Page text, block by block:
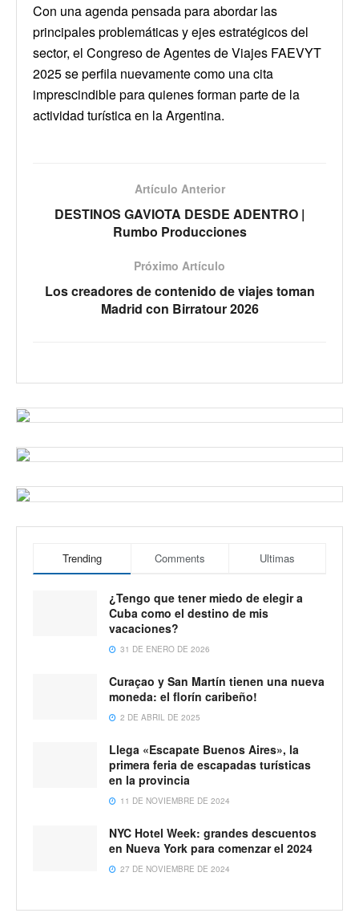
Con una agenda pensada para abordar las
principales problemáticas y ejes estratégicos del
sector, el Congreso de Agentes de Viajes FAEVYT
2025 se perfila nuevamente como una cita
imprescindible para quienes forman parte de la
actividad turística en la Argentina.
Artículo Anterior
DESTINOS GAVIOTA DESDE ADENTRO |
Rumbo Producciones
Próximo Artículo
Los creadores de contenido de viajes toman
Madrid con Birratour 2026
Trending Comments Ultimas
¿Tengo que tener miedo de elegir a
Cuba como el destino de mis
vacaciones?
31 DE ENERO DE 2026
Curaçao y San Martín tienen una nueva
moneda: el florín caribeño!
2 DE ABRIL DE 2025
Llega «Escapate Buenos Aires», la
primera feria de escapadas turísticas
en la provincia
11 DE NOVIEMBRE DE 2024
NYC Hotel Week: grandes descuentos
en Nueva York para comenzar el 2024
27 DE NOVIEMBRE DE 2024